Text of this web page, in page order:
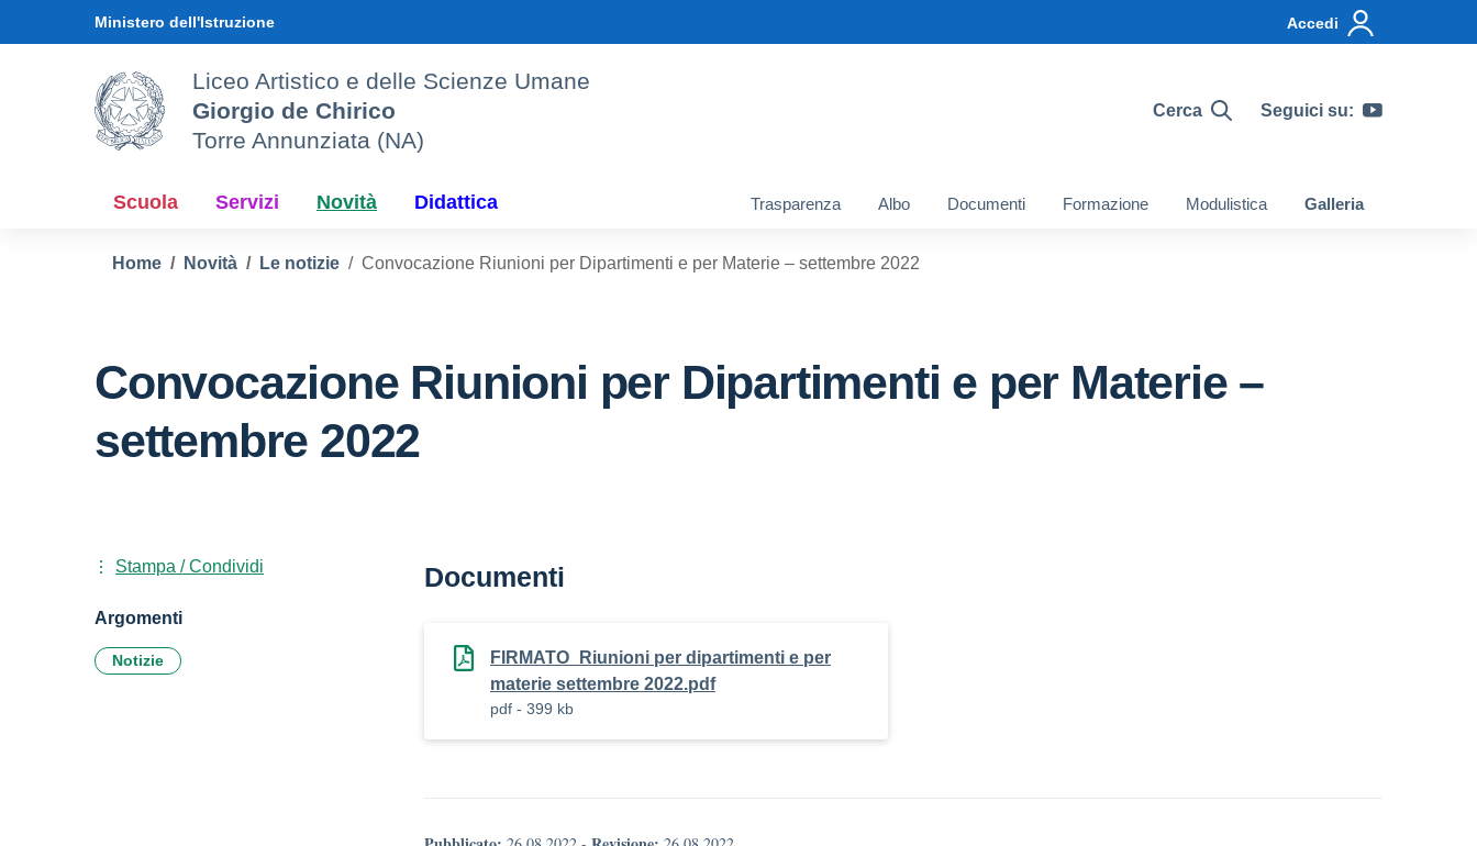
Ministero dell'Istruzione Accedi
Liceo Artistico e delle Scienze Umane
Giorgio de Chirico
Torre Annunziata (NA)
Cerca Seguici su:
Scuola Servizi Novità Didattica Trasparenza Albo Documenti Formazione Modulistica Galleria
Home Novità Le notizie Convocazione Riunioni per Dipartimenti e per Materie – settembre 2022
Convocazione Riunioni per Dipartimenti e per Materie –
settembre 2022
Documenti
FIRMATO_Riunioni per dipartimenti e per
materie settembre 2022.pdf
pdf - 399 kb
Stampa / Condividi
Argomenti
Notizie